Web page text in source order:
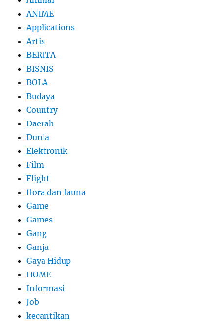
ANIME
Applications
Artis
BERITA
BISNIS
BOLA
Budaya
Country
Daerah
Dunia
Elektronik
Film
Flight
flora dan fauna
Game
Games
Gang
Ganja
Gaya Hidup
HOME
Informasi
Job
kecantikan